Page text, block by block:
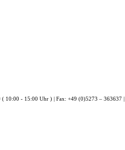
10:00 - 15:00 Uhr ) | Fax: +49 (0)5273 – 363637